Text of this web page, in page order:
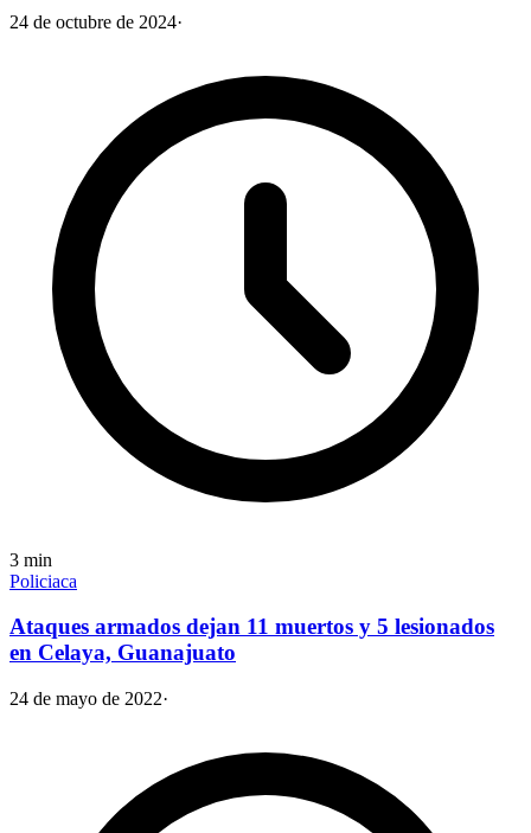
24 de octubre de 2024·
3 min
Policiaca
Ataques armados dejan 11 muertos y 5 lesionados
en Celaya, Guanajuato
24 de mayo de 2022·